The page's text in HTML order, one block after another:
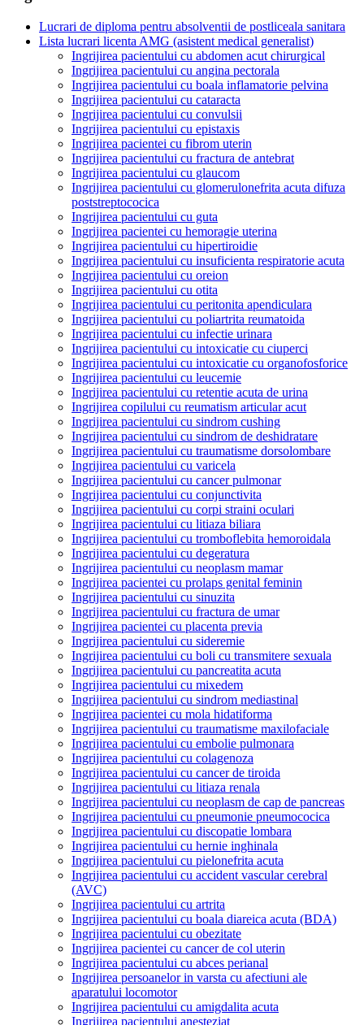
Lucrari de diploma pentru absolventii de postliceala sanitara
Lista lucrari licenta AMG (asistent medical generalist)
Ingrijirea pacientului cu abdomen acut chirurgical
Ingrijirea pacientului cu angina pectorala
Ingrijirea pacientului cu boala inflamatorie pelvina
Ingrijirea pacientului cu cataracta
Ingrijirea pacientului cu convulsii
Ingrijirea pacientului cu epistaxis
Ingrijirea pacientei cu fibrom uterin
Ingrijirea pacientului cu fractura de antebrat
Ingrijirea pacientului cu glaucom
Ingrijirea pacientului cu glomerulonefrita acuta difuza
poststreptococica
Ingrijirea pacientului cu guta
Ingrijirea pacientei cu hemoragie uterina
Ingrijirea pacientului cu hipertiroidie
Ingrijirea pacientului cu insuficienta respiratorie acuta
Ingrijirea pacientului cu oreion
Ingrijirea pacientului cu otita
Ingrijirea pacientului cu peritonita apendiculara
Ingrijirea pacientului cu poliartrita reumatoida
Ingrijirea pacientului cu infectie urinara
Ingrijirea pacientului cu intoxicatie cu ciuperci
Ingrijirea pacientului cu intoxicatie cu organofosforice
Ingrijirea pacientului cu leucemie
Ingrijirea pacientului cu retentie acuta de urina
Ingrijirea copilului cu reumatism articular acut
Ingrijirea pacientului cu sindrom cushing
Ingrijirea pacientului cu sindrom de deshidratare
Ingrijirea pacientului cu traumatisme dorsolombare
Ingrijirea pacientului cu varicela
Ingrijirea pacientului cu cancer pulmonar
Ingrijirea pacientului cu conjunctivita
Ingrijirea pacientului cu corpi straini oculari
Ingrijirea pacientului cu litiaza biliara
Ingrijirea pacientului cu tromboflebita hemoroidala
Ingrijirea pacientului cu degeratura
Ingrijirea pacientului cu neoplasm mamar
Ingrijirea pacientei cu prolaps genital feminin
Ingrijirea pacientului cu sinuzita
Ingrijirea pacientului cu fractura de umar
Ingrijirea pacientei cu placenta previa
Ingrijirea pacientului cu sideremie
Ingrijirea pacientului cu boli cu transmitere sexuala
Ingrijirea pacientului cu pancreatita acuta
Ingrijirea pacientului cu mixedem
Ingrijirea pacientului cu sindrom mediastinal
Ingrijirea pacientei cu mola hidatiforma
Ingrijirea pacientului cu traumatisme maxilofaciale
Ingrijirea pacientului cu embolie pulmonara
Ingrijirea pacientului cu colagenoza
Ingrijirea pacientului cu cancer de tiroida
Ingrijirea pacientului cu litiaza renala
Ingrijirea pacientului cu neoplasm de cap de pancreas
Ingrijirea pacientului cu pneumonie pneumococica
Ingrijirea pacientului cu discopatie lombara
Ingrijirea pacientului cu hernie inghinala
Ingrijirea pacientului cu pielonefrita acuta
Ingrijirea pacientului cu accident vascular cerebral
(AVC)
Ingrijirea pacientului cu artrita
Ingrijirea pacientului cu boala diareica acuta (BDA)
Ingrijirea pacientului cu obezitate
Ingrijirea pacientei cu cancer de col uterin
Ingrijirea pacientului cu abces perianal
Ingrijirea persoanelor in varsta cu afectiuni ale
aparatului locomotor
Ingrijirea pacientului cu amigdalita acuta
Ingrijirea pacientului anesteziat